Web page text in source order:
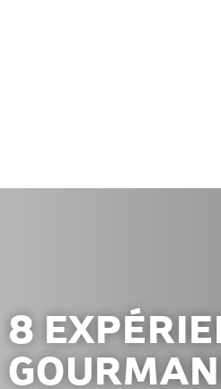
8